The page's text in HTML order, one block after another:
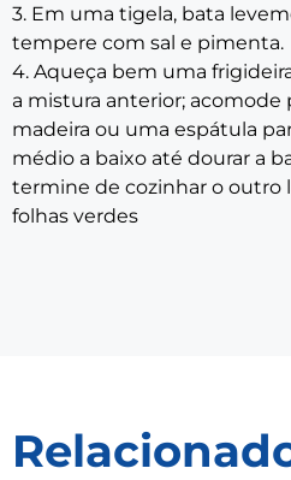
3. Em uma tigela, bata
tempere com sal e pimenta.
4. Aqueça bem uma
a mistura anterior; acomode
madeira ou uma espátula
médio a baixo até dourar a
termine de cozinhar o outro
folhas verdes